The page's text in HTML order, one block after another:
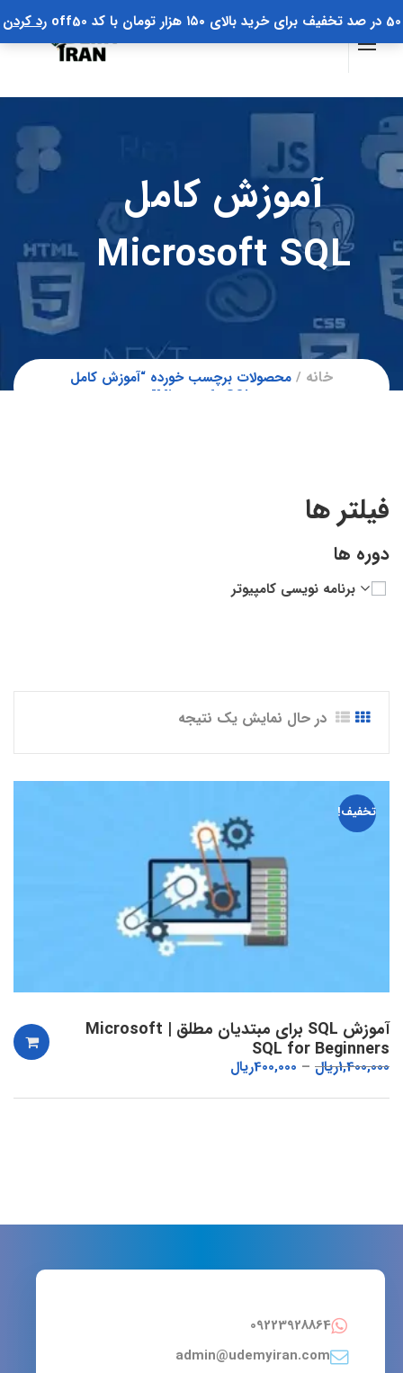
50 در صد تخفیف برای خرید بالای ۱۵۰ هزار تومان با کد off50 رد کردن
آموزش کامل
Microsoft SQL
خانه
محصولات برچسب خورده “آموزش کامل
Microsoft SQL”
در حال نمایش یک نتیجه
تخفیف!
آموزش SQL برای مبتدیان مطلق | Microsoft
SQL for Beginners
1,400,000ریال 400,000ریال
فیلتر ها
دوره ها
برنامه نویسی کامپیوتر
09223928864
admin@udemyiran.com